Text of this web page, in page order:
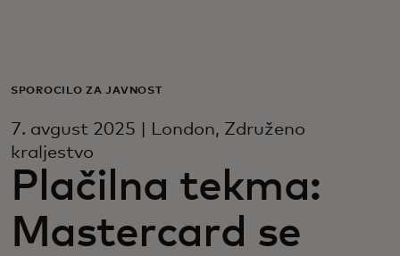
Za podjetja
Za svet
Za inovatorje
SPOROČILO ZA JAVNOST
7. avgust 2025 | London, Združeno
kraljestvo
Plačilna tekma:
Mastercard se